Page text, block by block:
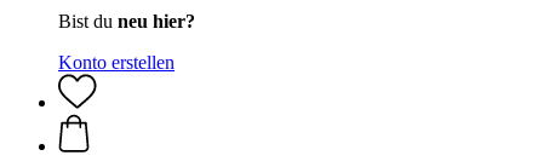
Bist du neu hier?
Konto erstellen